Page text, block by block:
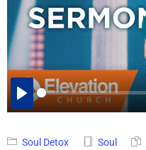
PLAY
Soul Detox Soul